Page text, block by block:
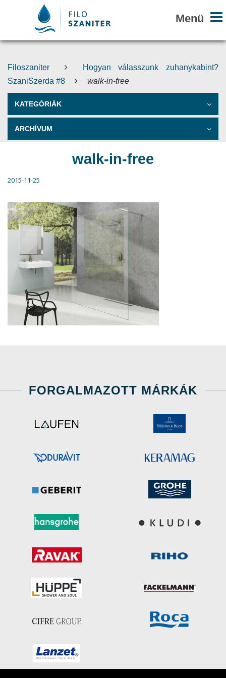
Filoszaniter
Hogyan válasszunk zuhanykabint?
SzaniSzerda #8
walk-in-free
KATEGÓRIÁK
ARCHÍVUM
walk-in-free
2015-11-25
FORGALMAZOTT MÁRKÁK